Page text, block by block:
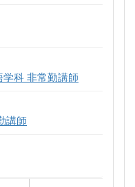
学科 非常勤講師
講師